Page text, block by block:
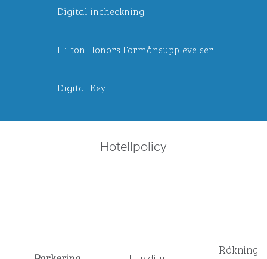
Digital incheckning
Hilton Honors Förmånsupplevelser
Digital Key
Hotellpolicy
Rökning